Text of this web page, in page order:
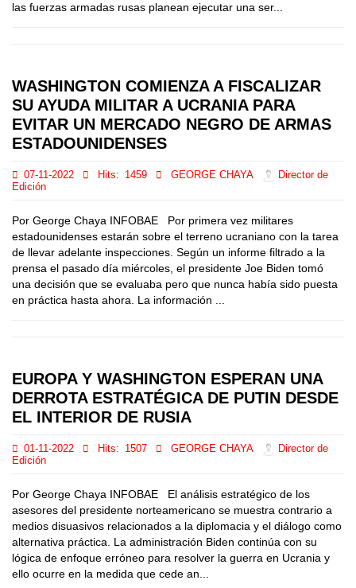
las fuerzas armadas rusas planean ejecutar una ser...
WASHINGTON COMIENZA A FISCALIZAR
SU AYUDA MILITAR A UCRANIA PARA
EVITAR UN MERCADO NEGRO DE ARMAS
ESTADOUNIDENSES
07-11-2022 Hits: 1459 GEORGE CHAYA
Director de
Edición
Por George Chaya INFOBAE Por primera vez militares
estadounidenses estarán sobre el terreno ucraniano con la tarea
de llevar adelante inspecciones. Según un informe filtrado a la
prensa el pasado día miércoles, el presidente Joe Biden tomó
una decisión que se evaluaba pero que nunca había sido puesta
en práctica hasta ahora. La información ...
EUROPA Y WASHINGTON ESPERAN UNA
DERROTA ESTRATÉGICA DE PUTIN DESDE
EL INTERIOR DE RUSIA
01-11-2022 Hits: 1507 GEORGE CHAYA
Director de
Edición
Por George Chaya INFOBAE El análisis estratégico de los
asesores del presidente norteamericano se muestra contrario a
medios disuasivos relacionados a la diplomacia y el diálogo como
alternativa práctica. La administración Biden continúa con su
lógica de enfoque erróneo para resolver la guerra en Ucrania y
ello ocurre en la medida que cede an...